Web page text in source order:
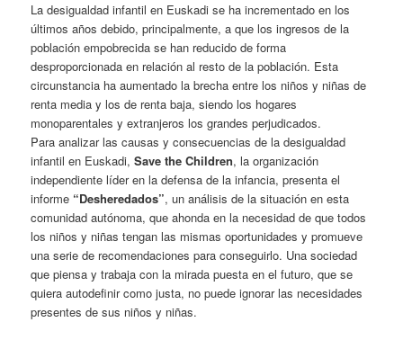
La desigualdad infantil en Euskadi se ha incrementado en los
últimos años debido, principalmente, a que los ingresos de la
población empobrecida se han reducido de forma
desproporcionada en relación al resto de la población. Esta
circunstancia ha aumentado la brecha entre los niños y niñas de
renta media y los de renta baja, siendo los hogares
monoparentales y extranjeros los grandes perjudicados.
Para analizar las causas y consecuencias de la desigualdad
infantil en Euskadi,Save the Children, la organización
independiente líder en la defensa de la infancia, presenta el
informe “Desheredados”, un análisis de la situación en esta
comunidad autónoma, que ahonda en la necesidad de que todos
los niños y niñas tengan las mismas oportunidades y promueve
una serie de recomendaciones para conseguirlo. Una sociedad
que piensa y trabaja con la mirada puesta en el futuro, que se
quiera autodefinir como justa, no puede ignorar las necesidades
presentes de sus niños y niñas.